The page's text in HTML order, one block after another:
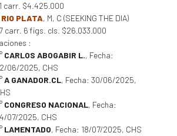
carr. $4.425.000
RIO PLATA, M, C (SEEKING THE DIA)
carr. 6 figs. cls. $26.033.000
:
CARLOS ABOGABIR L., Fecha:
06/2025, CHS
A GANADOR.CL, Fecha: 30/06/2025,
CONGRESO NACIONAL, Fecha:
07/2025, CHS
LAMENTADO, Fecha: 18/07/2025, CHS